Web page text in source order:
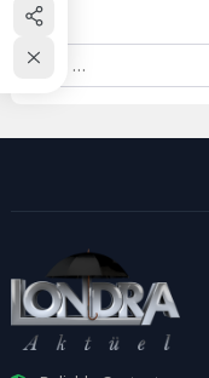
"Affordable Art Fair
Arama: